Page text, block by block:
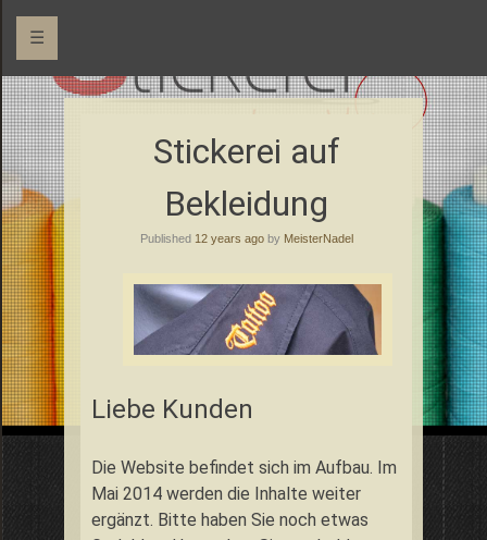
☰
Stickerei Metz
Qualität von Meisterhand
Stickerei auf
Bekleidung
Published 12 years agoby MeisterNadel
Liebe Kunden
Die Website befindet sich im Aufbau. Im
Mai 2014 werden die Inhalte weiter
ergänzt. Bitte haben Sie noch etwas